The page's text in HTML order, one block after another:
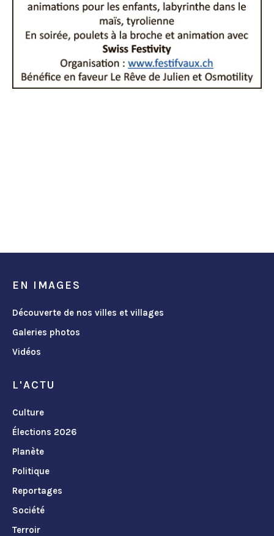
EN IMAGES
Découverte de nos villes et villages
Galeries photos
Vidéos
L'ACTU
Culture
Élections 2026
Planète
Politique
Reportages
Société
Terroir